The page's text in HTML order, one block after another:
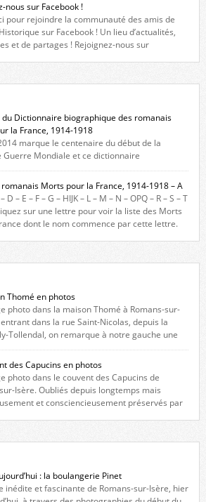
nous sur Facebook !
pour rejoindre la communauté des amis de
sur Facebook ! Un lieu d’actualités,
et de partages ! Rejoignez-nous sur
du Dictionnaire biographique des romanais
la France, 1914-1918
marque le centenaire du début de la
Guerre Mondiale et ce dictionnaire
hommage aux romanais Morts pour la
La base de cette recherche historique est
sur les plaques commémoratives de
du Dauphiné et du lycée Triboulet, […]
romanais Morts pour la France, 1914-1918 – A
D – E – F – G – HIJK – L – M – N – OPQ – R – S – T
sur une lettre pour voir la liste des Morts
dont le nom commence par cette lettre.
Thomé en photos
photo dans la maison Thomé à Romans-sur-
dans la rue Saint-Nicolas, depuis la
Tollendal, on remarque à notre gauche une
siècle. Les deux façades sont ornées de
Entre ces deux étages, on peut voir une
de la Vierge. […]
des Capucins en photos
photo dans le couvent des Capucins de
Isère. Oubliés depuis longtemps mais
et consciencieusement préservés par
de vestiges du couvent des Capucins ! Petit
: la boulangerie Pinet
inédite et fascinante de Romans-sur-Isère, hier